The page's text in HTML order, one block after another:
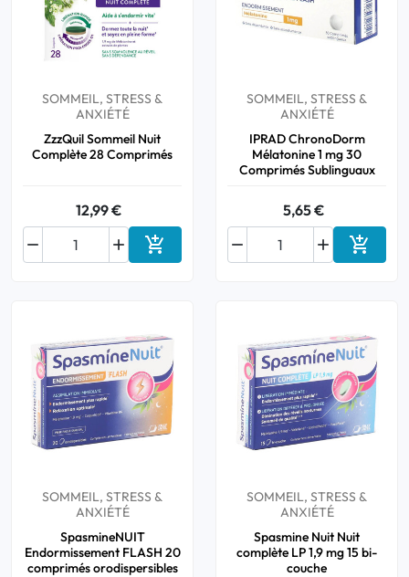
SOMMEIL, STRESS &
ANXIÉTÉ
ZzzQuil Sommeil Nuit
Complète 28 Comprimés
12,99 €

 Ajouter au panier
SOMMEIL, STRESS &
ANXIÉTÉ
IPRAD ChronoDorm
Mélatonine 1 mg 30
Comprimés Sublinguaux
5,65 €

 
SOMMEIL, STRESS &
ANXIÉTÉ
SpasmineNUIT
Endormissement FLASH 20
comprimés orodispersibles
SOMMEIL, STRESS &
ANXIÉTÉ
Spasmine Nuit Nuit
complète LP 1,9 mg 15 bi-
couche